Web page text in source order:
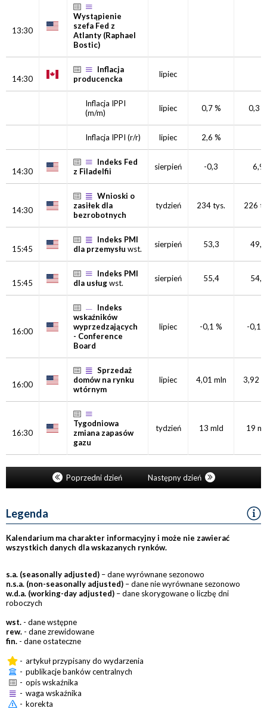
13:30
Wystąpienie
szefa Fed z
Atlanty (Raphael
Bostic)
14:30
Inflacja
producencka
lipiec
Inflacja IPPI
(m/m)
lipiec 0,7 % 0,3
Inflacja IPPI (r/r) lipiec 2,6 %
14:30
Indeks Fed
z Filadelfii
sierpień -0,3 6,9
14:30
Wnioski o
zasiłek dla
bezrobotnych
tydzień 234 tys. 226
15:45
Indeks PMI
dla przemysłu wst. sierpień 53,3 49,5
15:45
Indeks PMI
dla usługwst. sierpień 55,4 54,2
16:00
Indeks
wskaźników
wyprzedzających
- Conference
Board
lipiec -0,1 % -0,1
16:00
Sprzedaż
domów na rynku
wtórnym
lipiec 4,01 mln 3,92
16:30
Tygodniowa
zmiana zapasów
gazu
tydzień 13 mld 19
Poprzedni dzień Następny dzień
Legenda
Kalendarium ma charakter informacyjny i może nie zawierać
wszystkich danych dla wskazanych rynków.
s.a. (seasonally adjusted) – dane wyrównane sezonowo
n.s.a. (non-seasonally adjusted) – dane nie wyrównane sezonowo
w.d.a. (working-day adjusted) – dane skorygowane o liczbę dni
roboczych
wst. - dane wstępne
rew. - dane zrewidowane
fin. - dane ostateczne
- artykuł przypisany do wydarzenia
- publikacje banków centralnych
- opis wskaźnika
- waga wskaźnika
- korekta